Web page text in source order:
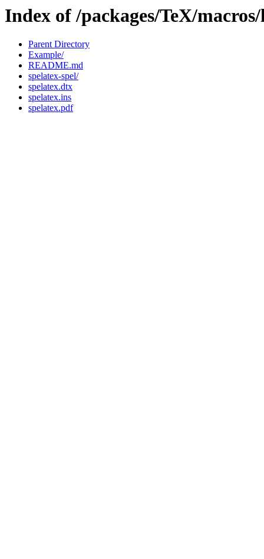
Index of /packages/TeX/
Parent Directory
Example/
README.md
spelatex-spel/
spelatex.dtx
spelatex.ins
spelatex.pdf